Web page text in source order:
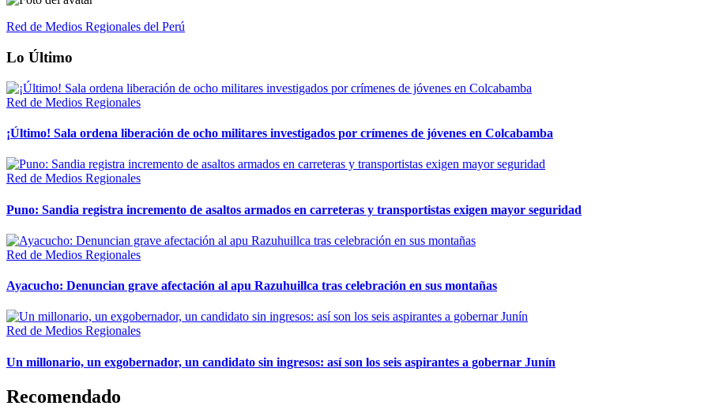
Red de Medios Regionales del Perú
Lo Último
Red de Medios Regionales
¡Último! Sala ordena liberación de ocho militares investigados por crímenes de jóvenes en Colcabamba
Red de Medios Regionales
Puno: Sandia registra incremento de asaltos armados en carreteras y transportistas exigen mayor seguridad
Red de Medios Regionales
Ayacucho: Denuncian grave afectación al apu Razuhuillca tras celebración en sus montañas
Red de Medios Regionales
Un millonario, un exgobernador, un candidato sin ingresos: así son los seis aspirantes a gobernar Junín
Recomendado